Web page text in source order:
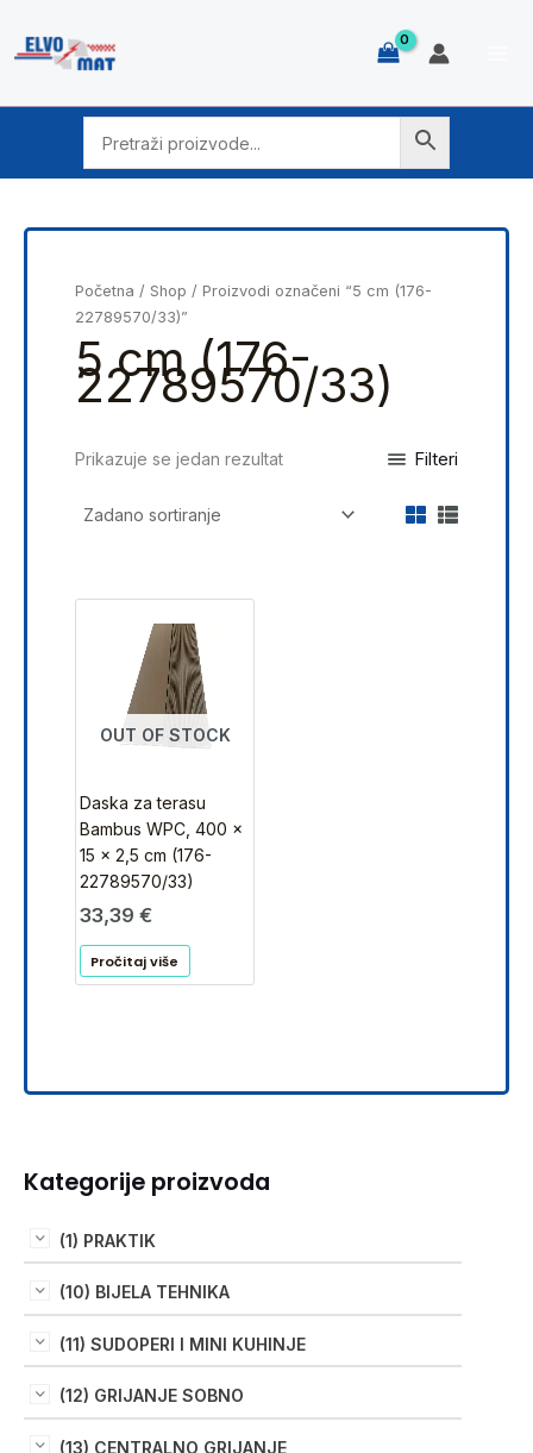
content
Kategorije proizvoda
(1) PRAKTIK
(10) BIJELA TEHNIKA
(11) SUDOPERI I MINI KUHINJE
(12) GRIJANJE SOBNO
(13) CENTRALNO GRIJANJE
Početna / Shop / Proizvodi označeni “5 cm (176-
22789570/33)”
5 cm (176-
22789570/33)
Prikazuje se jedan rezultat Filteri
OUT OF STOCK
Daska za terasu
Bambus WPC, 400 x
15 x 2,5 cm (176-
22789570/33)
33,39 €
Pročitaj više